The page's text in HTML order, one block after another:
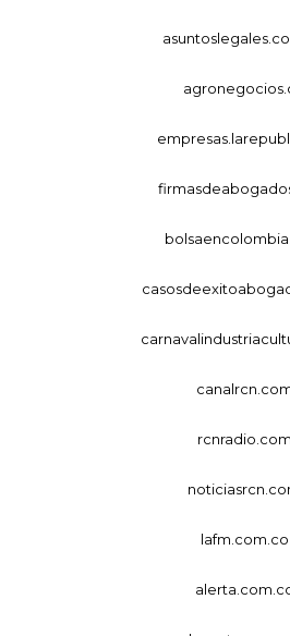
rcnradio.com
lafm.com.co